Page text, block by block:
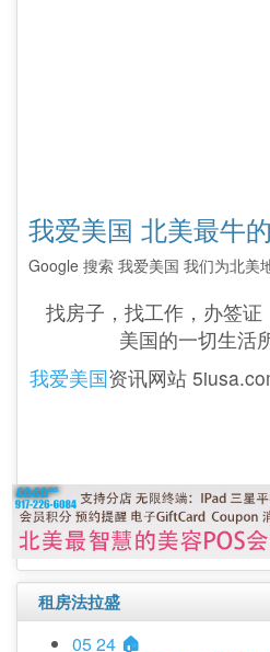
我爱美国 北美最牛
Google 搜索 我爱美国 我们为北美
找房子，找工作，办签证
美国的一切生活
我爱美国资讯网站
租房法拉盛
05 24 🏠